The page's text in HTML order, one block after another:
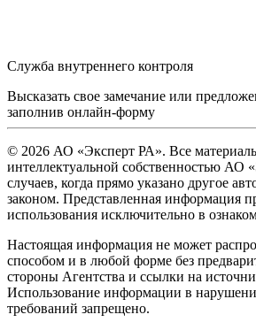
Служба внутреннего контроля
Высказать свое замечание или
заполнив онлайн-форму
© 2026 АО «Эксперт РА». Все
интеллектуальной собственностью АО
случаев, когда прямо указано другое
законом. Представленная информация
использования исключительно в
Настоящая информация не может
способом и в любой форме без
стороны Агентства и ссылки на
Использование информации в
требований запрещено.